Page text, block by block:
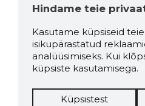
Hindame teie
Kasutame küpsiseid
isikupärastatud
analüüsimiseks. Kui
küpsiste kasutamisega.
Küpsistest